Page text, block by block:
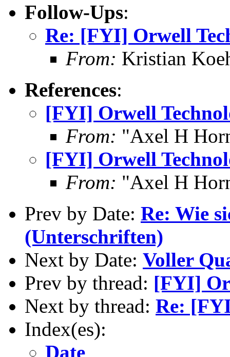
Follow-Ups:
Re: [FYI] Orwell
From: Kristian
References:
[FYI] Orwell
From: "Axel H
[FYI] Orwell
From: "Axel H
Prev by Date: Re: Wie
(Unterschriften)
Next by Date: Voller
Prev by thread: [FYI]
Next by thread: Re:
Index(es):
Date